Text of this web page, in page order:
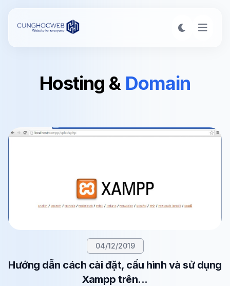
Hosting & Domain
04/12/2019
Hướng dẫn cách cài đặt, cấu hình và sử dụng
Xampp trên...